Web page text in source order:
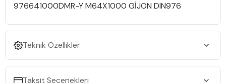
976641000DMR-Y M64X1000 GİJON DIN976
Teknik Özellikler
Taksit Seçenekleri